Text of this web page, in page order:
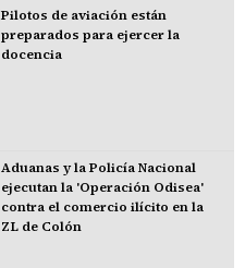
Pilotos de aviación están
preparados para ejercer la
docencia
Aduanas y la Policía Nacional
ejecutan la 'Operación Odisea'
contra el comercio ilícito en la
ZL de Colón